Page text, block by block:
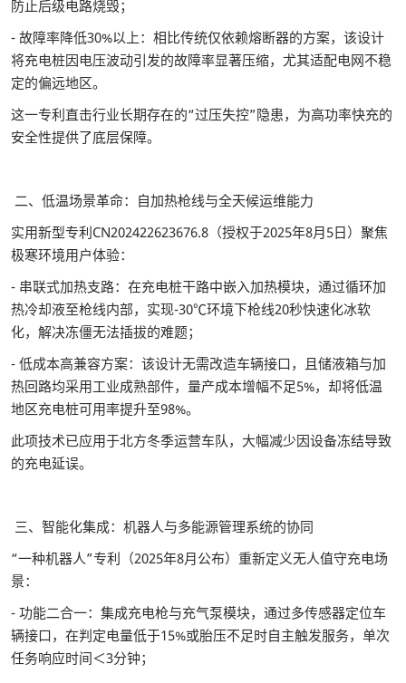
防止后级电路烧毁；
- 故障率降低30%以上：相比传统仅依赖熔断器的方案，该设计
将充电桩因电压波动引发的故障率显著压缩，尤其适配电网不稳
定的偏远地区。
这一专利直击行业长期存在的“过压失控”隐患，为高功率快充的
安全性提供了底层保障。
二、低温场景革命：自加热枪线与全天候运维能力
实用新型专利CN202422623676.8（授权于2025年8月5日）聚焦
极寒环境用户体验：
- 串联式加热支路：在充电桩干路中嵌入加热模块，通过循环加
热冷却液至枪线内部，实现-30℃环境下枪线20秒快速化冰软
化，解决冻僵无法插拔的难题；
- 低成本高兼容方案：该设计无需改造车辆接口，且储液箱与加
热回路均采用工业成熟部件，量产成本增幅不足5%，却将低温
地区充电桩可用率提升至98%。
此项技术已应用于北方冬季运营车队，大幅减少因设备冻结导致
的充电延误。
三、智能化集成：机器人与多能源管理系统的协同
“一种机器人”专利（2025年8月公布）重新定义无人值守充电场
景：
- 功能二合一：集成充电枪与充气泵模块，通过多传感器定位车
辆接口，在判定电量低于15%或胎压不足时自主触发服务，单次
任务响应时间＜3分钟；